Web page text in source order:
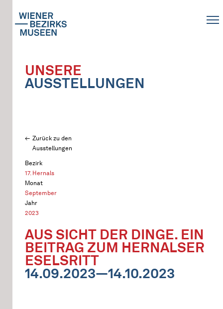
UNSERE
AUSSTELLUNGEN
Zurück zu den
Ausstellungen
Bezirk
17. Hernals
Monat
September
Jahr
2023
AUS SICHT DER DINGE. EIN
BEITRAG ZUM HERNALSER
ESELSRITT
14.09.2023—14.10.2023